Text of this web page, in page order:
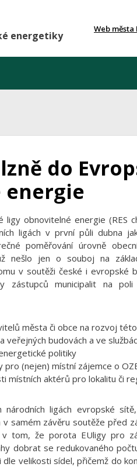
energetiky
Web města
do
ligy obnovitelné energie (RES
ligách v první půli dubna
poměřování úrovně
nešlo jen o souboj na
v soutěži české i evropské
zástupců municipalit na
města či obce na rozvoj
veřejných budovách a ve
politiky
pro (nejen) místní zájemce o
místních aktérů pro lokalitu či
národních ligách evropské
v samém závěru soutěže před
tom, že porota EUligy pro
dobrat se redukovaného
velikosti sídel, přičemž do